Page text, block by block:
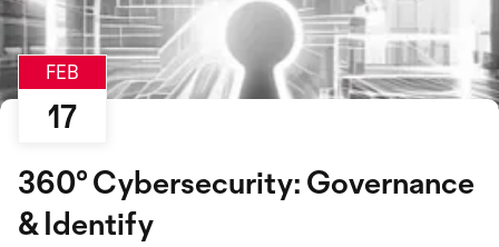
FEB
17
360° Cybersecurity: Governance
& Identify